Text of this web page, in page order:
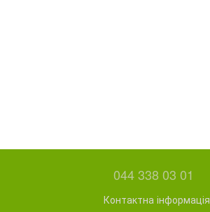
044 338 03 01
Контактна інформація